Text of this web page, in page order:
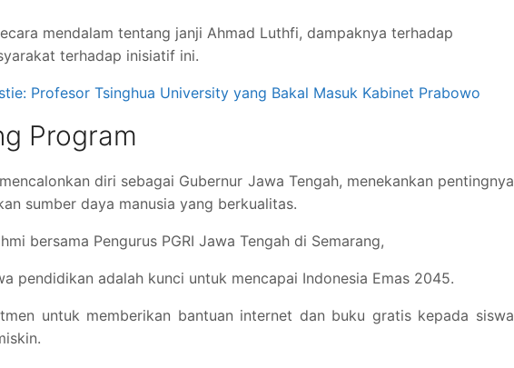
mendalam tentang janji Ahmad Luthfi, dampaknya terhadap
terhadap inisiatif ini.
Profesor Tsinghua University yang Bakal Masuk Kabinet Prabowo
Program
diri sebagai Gubernur Jawa Tengah, menekankan pentingnya
sumber daya manusia yang berkualitas.
bersama Pengurus PGRI Jawa Tengah di Semarang,
pendidikan adalah kunci untuk mencapai Indonesia Emas 2045.
untuk memberikan bantuan internet dan buku gratis kepada siswa